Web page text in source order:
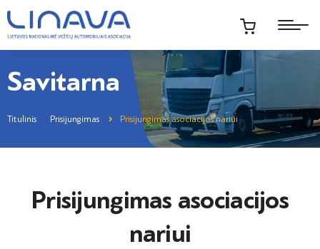
Savitarna
Titulinis Prisijungimas Prisijungimas asociacijos nariui
Prisijungimas asociacijos
nariui